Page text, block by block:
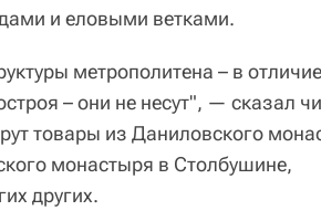
и еловыми ветками.
метрополитена – в отличие
– они не несут", — сказал
товары из Даниловского
монастыря в Столбушине,
других.